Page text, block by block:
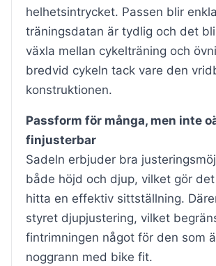
helhetsintrycket. Passen blir
träningsdatan är tydlig och det
växla mellan cykelträning och
bredvid cykeln tack vare den
konstruktionen.
Passform för många, men inte
finjusterbar
Sadeln erbjuder bra
både höjd och djup, vilket gör
hitta en effektiv sittställning.
styret djupjustering, vilket
fintrimningen något för den som
noggrann med bike fit.